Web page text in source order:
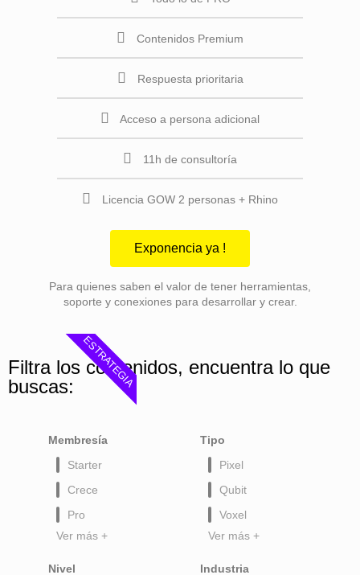
Contenidos Premium
Respuesta prioritaria
Acceso a persona adicional
11h de consultoría
Licencia GOW 2 personas + Rhino
Exponencia ya !
Para quienes saben el valor de tener herramientas,
soporte y conexiones para desarrollar y crear.
ESTRATEGIA
Filtra los contenidos, encuentra lo que
buscas:
Membresía
Starter
Crece
Pro
Ver más +
Tipo
Pixel
Qubit
Voxel
Ver más +
Nivel
Industria